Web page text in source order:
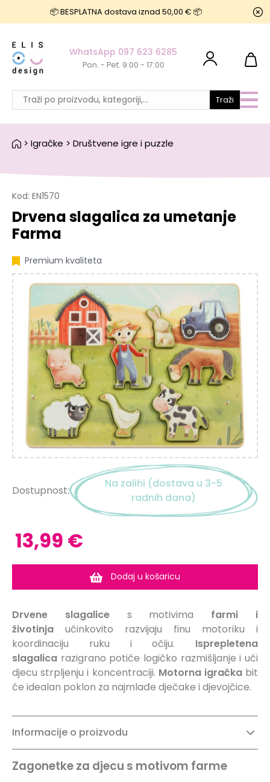
📦 BESPLATNA dostava iznad 50,00 € 📦
Traži
WhatsApp 097 623 6285
Pon. - Pet. 9:00 - 17:00
> Igračke > Društvene igre i puzzle
Kod: EN1570
Drvena slagalica za umetanje
Farma
Premium kvaliteta
Dostupnost:
Na zalihi (dostava u 3-5
radnih dana)
13,99 €
Dodaj u košaricu
Drvene slagalices motivima farmi i
životinja učinkovito razvijaju finu motoriku i
koordinaciju ruku i očiju. Isprepletena
slagalica razigrano potiče logičko razmišljanje i uči
djecu strpljenju i koncentraciji. Motorna igračkabit
će idealan poklon za najmlađe dječake i djevojčice.
Informacije o proizvodu
Zagonetke za djecu s motivom farme